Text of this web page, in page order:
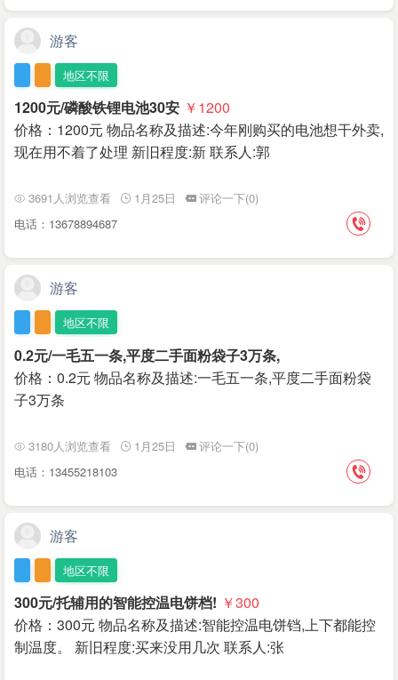
游客
地区不限
1200元/磷酸铁锂电池30安 ￥1200
价格：1200元 物品名称及描述:今年刚购买的电池想干外卖,
现在用不着了处理 新旧程度:新 联系人:郭
3691人浏览查看 1月25日
评论一下(0)
电话：13678894687
游客
地区不限
0.2元/一毛五一条,平度二手面粉袋子3万条,
价格：0.2元 物品名称及描述:一毛五一条,平度二手面粉袋
子3万条
3180人浏览查看 1月25日
评论一下(0)
电话：13455218103
游客
地区不限
300元/托辅用的智能控温电饼档! ￥300
价格：300元 物品名称及描述:智能控温电饼铛,上下都能控
制温度。 新旧程度:买来没用几次 联系人:张